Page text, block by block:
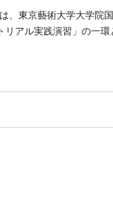
、東京藝術大学大学院
リアル実践演習」の一環